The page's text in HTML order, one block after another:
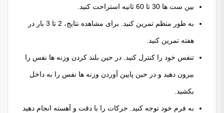
بین ست ها 30 تا 60 ثانیه استراحت کنید.
به طور منظم تمرین کنید. برای مشاهده نتایج، 2 تا 3 بار در
هفته تمرین کنید.
تنفس خود را کنترل کنید. در حین بلند کردن وزنه ها نفس را
بیرون دهید و در حین پایین آوردن وزنه ها نفس را به داخل
بکشید.
به فرم خود توجه کنید. حرکات را با دقت و آهسته انجام دهید